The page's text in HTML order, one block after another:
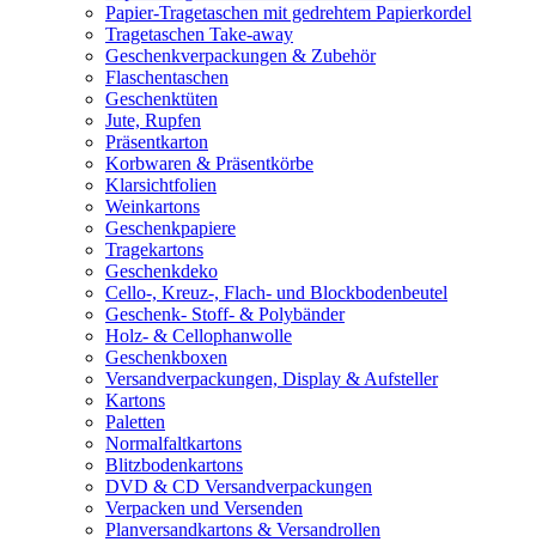
Papier-Tragetaschen mit gedrehtem Papierkordel
Tragetaschen Take-away
Geschenkverpackungen & Zubehör
Flaschentaschen
Geschenktüten
Jute, Rupfen
Präsentkarton
Korbwaren & Präsentkörbe
Klarsichtfolien
Weinkartons
Geschenkpapiere
Tragekartons
Geschenkdeko
Cello-, Kreuz-, Flach- und Blockbodenbeutel
Geschenk- Stoff- & Polybänder
Holz- & Cellophanwolle
Geschenkboxen
Versandverpackungen, Display & Aufsteller
Kartons
Paletten
Normalfaltkartons
Blitzbodenkartons
DVD & CD Versandverpackungen
Verpacken und Versenden
Planversandkartons & Versandrollen